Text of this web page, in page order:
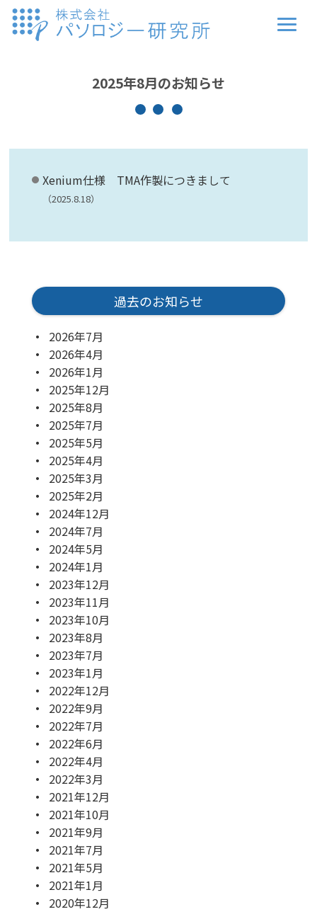
2025年8月のお知らせ
Xenium仕様 TMA作製につきまして
（2025.8.18）
過去のお知らせ
2026年7月
2026年4月
2026年1月
2025年12月
2025年8月
2025年7月
2025年5月
2025年4月
2025年3月
2025年2月
2024年12月
2024年7月
2024年5月
2024年1月
2023年12月
2023年11月
2023年10月
2023年8月
2023年7月
2023年1月
2022年12月
2022年9月
2022年7月
2022年6月
2022年4月
2022年3月
2021年12月
2021年10月
2021年9月
2021年7月
2021年5月
2021年1月
2020年12月